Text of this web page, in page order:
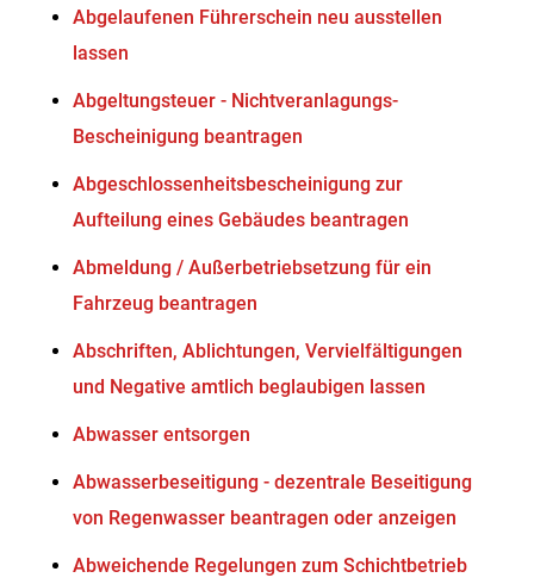
Abgelaufenen Führerschein neu ausstellen
lassen
Abgeltungsteuer - Nichtveranlagungs-
Bescheinigung beantragen
Abgeschlossenheitsbescheinigung zur
Aufteilung eines Gebäudes beantragen
Abmeldung / Außerbetriebsetzung für ein
Fahrzeug beantragen
Abschriften, Ablichtungen, Vervielfältigungen
und Negative amtlich beglaubigen lassen
Abwasser entsorgen
Abwasserbeseitigung - dezentrale Beseitigung
von Regenwasser beantragen oder anzeigen
Abweichende Regelungen zum Schichtbetrieb